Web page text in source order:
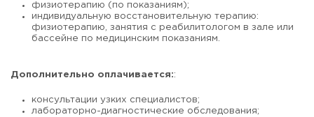
физиотерапию (по показаниям);
индивидуальную восстановительную терапию:
физиотерапию, занятия с реабилитологом в зале или
бассейне по медицинским показаниям.
Дополнительно оплачивается::
консультации узких специалистов;
лабораторно-диагностические обследования;